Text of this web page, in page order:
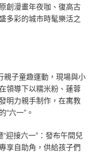
創漫畫年夜咖、復高古
多彩的城市時髦樂活之
親子童趣運動，現場與小
領導下以糯米粉、蓮蓉
明力親手制作，在寓教
六一”。
迎接六一”：發布午間兒
享自助角，供給孩子們